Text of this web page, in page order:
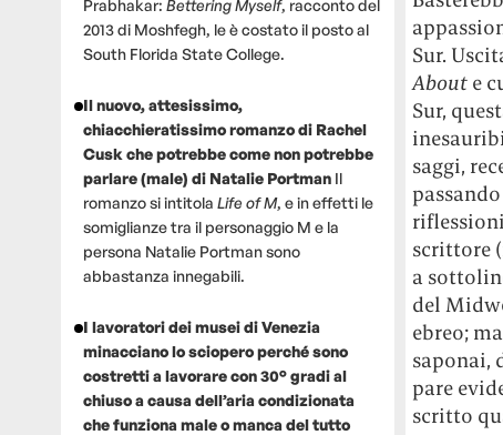
Prabhakar: Bettering Myself, racconto del
2013 di Moshfegh, le è costato il posto al
South Florida State College.
Il nuovo, attesissimo,
chiacchieratissimo romanzo di Rachel
Cusk che potrebbe come non potrebbe
parlare (male) di Natalie Portman Il
romanzo si intitola Life of M, e in effetti le
somiglianze tra il personaggio M e la
persona Natalie Portman sono
abbastanza innegabili.
I lavoratori dei musei di Venezia
minacciano lo sciopero perché sono
costretti a lavorare con 30° gradi al
chiuso a causa dell’aria condizionata
che funziona male o manca del tutto
Sur.
Aboute
Sur,
saggi,
scrittore
a
del
ebreo;
saponai,
pare
scritto